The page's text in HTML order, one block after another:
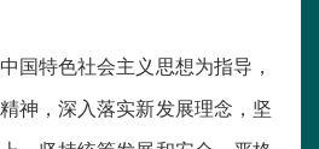
特色社会主义思想为指导，
神，深入落实新发展理念，坚